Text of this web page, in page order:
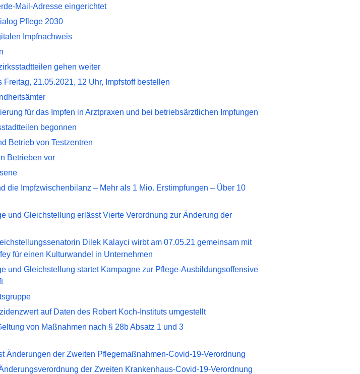
Mail-Adresse eingerichtet
Pflege 2030
Impfnachweis
gehen weiter
21.05.2021, 12 Uhr, Impfstoff bestellen
für das Impfen in Arztpraxen und bei betriebsärztlichen Impfungen
begonnen
Betrieb von Testzentren
Betrieben vor
die Impfzwischenbilanz – Mehr als 1 Mio. Erstimpfungen – Über 10
und Gleichstellung erlässt Vierte Verordnung zur Änderung der
Dilek Kalayci wirbt am 07.05.21 gemeinsam mit
für einen Kulturwandel in Unternehmen
und Gleichstellung startet Kampagne zur Pflege-Ausbildungsoffensive
auf Daten des Robert Koch-Instituts umgestellt
von Maßnahmen nach § 28b Absatz 1 und 3
Änderungen der Zweiten Pflegemaßnahmen-Covid-19-Verordnung
der Zweiten Krankenhaus-Covid-19-Verordnung